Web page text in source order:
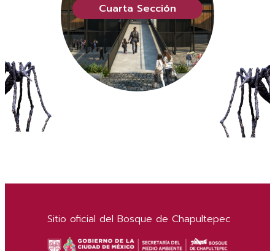
Cuarta Sección
Sitio oficial del Bosque de Chapultepec